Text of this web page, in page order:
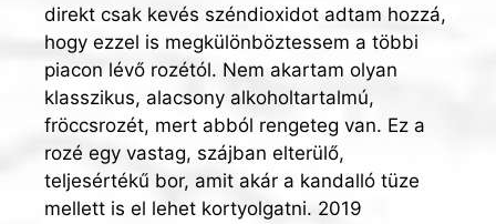
direkt csak kevés széndioxidot adtam hozzá,
hogy ezzel is megkülönböztessem a többi
piacon lévő rozétól. Nem akartam olyan
klasszikus, alacsony alkoholtartalmú,
fröccsrozét, mert abból rengeteg van. Ez a
rozé egy vastag, szájban elterülő,
teljesértékű bor, amit akár a kandalló tüze
mellett is el lehet kortyolgatni. 2019